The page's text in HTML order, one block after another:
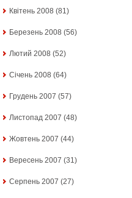
Квітень 2008 (81)
Березень 2008 (56)
Лютий 2008 (52)
Січень 2008 (64)
Грудень 2007 (57)
Листопад 2007 (48)
Жовтень 2007 (44)
Вересень 2007 (31)
Серпень 2007 (27)